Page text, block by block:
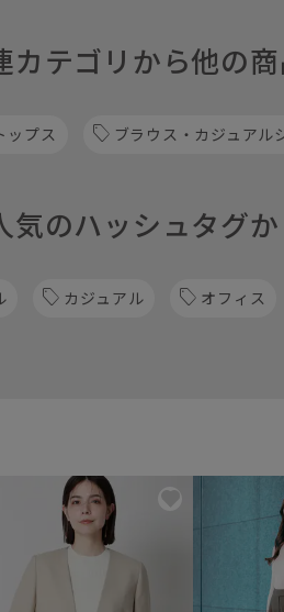
カテゴリから他の
ップス ブラウス・カジュアル
気のハッシュタグ
カジュアル オフィス